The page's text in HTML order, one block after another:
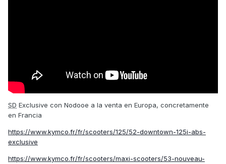
SD Exclusive con Nodooe a la venta en Europa, concretamente
en Francia
https://www.kymco.fr/fr/scooters/125/52-downtown-125i-abs-
exclusive
https://www.kymco.fr/fr/scooters/maxi-scooters/53-nouveau-